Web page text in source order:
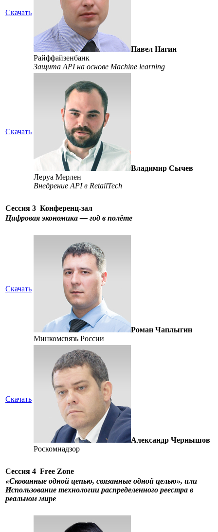
Скачать
Павел Нагин
Райффайзенбанк
Защита API на основе Machine learning
Скачать
Владимир Сычев
Леруа Мерлен
Внедрение API в RetailTech
Сессия 3 Конференц-зал
Цифровая экономика — год в полёте
Скачать
Роман Чаплыгин
Минкомсвязь России
Скачать
Александр Чернышов
Роскомнадзор
Сессия 4 Free Zone
«Скованные одной цепью, связанные одной целью», или
Использование технологии распределенного реестра в
реальном мире